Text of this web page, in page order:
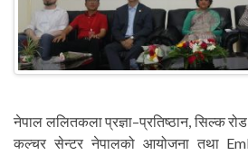
नेपाल ललितकला प्रज्ञा–प्रतिष्ठान, सिल्क
कल्चर सेन्टर नेपालको आयोजना तथा